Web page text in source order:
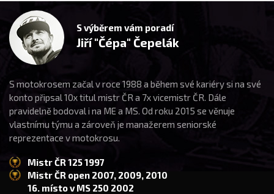
S výběrem vám poradí
Jiří "Čépa" Čepelák
S motokrosem začal v roce 1988 a během své kariéry si na své
konto připsal 10x titul mistr ČR a 7x vicemistr ČR. Dále
pravidelně bodoval i na ME a MS. Od roku 2015 se věnuje
vlastnímu týmu a zároveň je manažerem seniorské
reprezentace v motokrosu.
Mistr ČR 125 1997
Mistr ČR open 2007, 2009, 2010
16. místo v MS 250 2002